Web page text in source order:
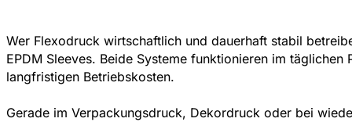
Wer Flexodruck wirtschaftlich und dauerhaft stabil
EPDM Sleeves. Beide Systeme funktionieren im
langfristigen Betriebskosten.
Gerade im Verpackungsdruck, Dekordruck oder bei